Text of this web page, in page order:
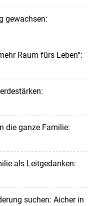
gewachsen:
Raum fürs Leben“:
die ganze Familie:
als Leitgedanken:
suchen: Aicher in